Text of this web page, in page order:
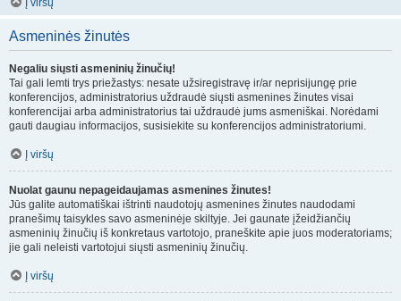
Į viršų
Asmeninės žinutės
Negaliu siųsti asmeninių žinučių!
Tai gali lemti trys priežastys: nesate užsiregistravę ir/ar neprisijungę prie
konferencijos, administratorius uždraudė siųsti asmenines žinutes visai
konferencijai arba administratorius tai uždraudė jums asmeniškai. Norėdami
gauti daugiau informacijos, susisiekite su konferencijos administratoriumi.
Į viršų
Nuolat gaunu nepageidaujamas asmenines žinutes!
Jūs galite automatiškai ištrinti naudotojų asmenines žinutes naudodami
pranešimų taisykles savo asmeninėje skiltyje. Jei gaunate įžeidžiančių
asmeninių žinučių iš konkretaus vartotojo, praneškite apie juos moderatoriams;
jie gali neleisti vartotojui siųsti asmeninių žinučių.
Į viršų